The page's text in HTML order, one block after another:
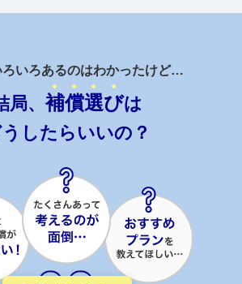
ろいろあるのはわかったけど…
局、補償選びは
うしたらいいの？